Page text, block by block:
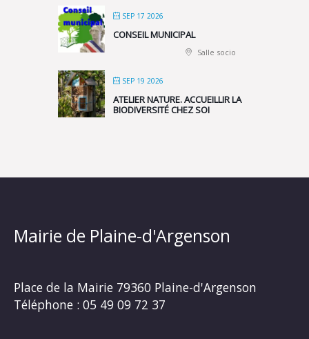
SEP 17 2026
CONSEIL MUNICIPAL
Salle socio
SEP 19 2026
ATELIER NATURE. ACCUEILLIR LA
BIODIVERSITÉ CHEZ SOI
Mairie de Plaine-d'Argenson
Place de la Mairie 79360 Plaine-d'Argenson
Téléphone : 05 49 09 72 37